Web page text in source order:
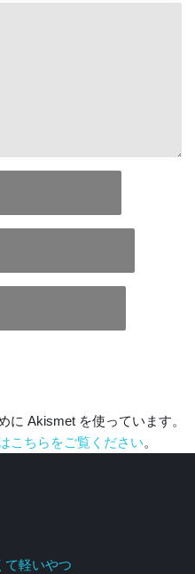
に Akismet を使っています。
こちらをご覧ください。
て軽いやつ